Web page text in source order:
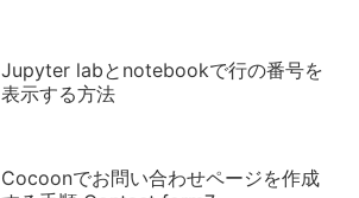
Jupyter labとnotebookで行の番号を
表示する方法
Cocoonでお問い合わせページを作成